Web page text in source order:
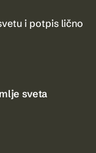
i potpis lično
sveta